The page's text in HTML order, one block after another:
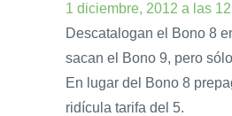
1 diciembre, 2012 a las
Descatalogan el Bono 8
sacan el Bono 9, pero
En lugar del Bono 8
ridícula tarifa del 5.